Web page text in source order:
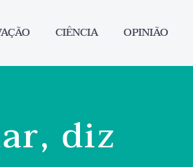
CIÊNCIA OPINIÃO
diz